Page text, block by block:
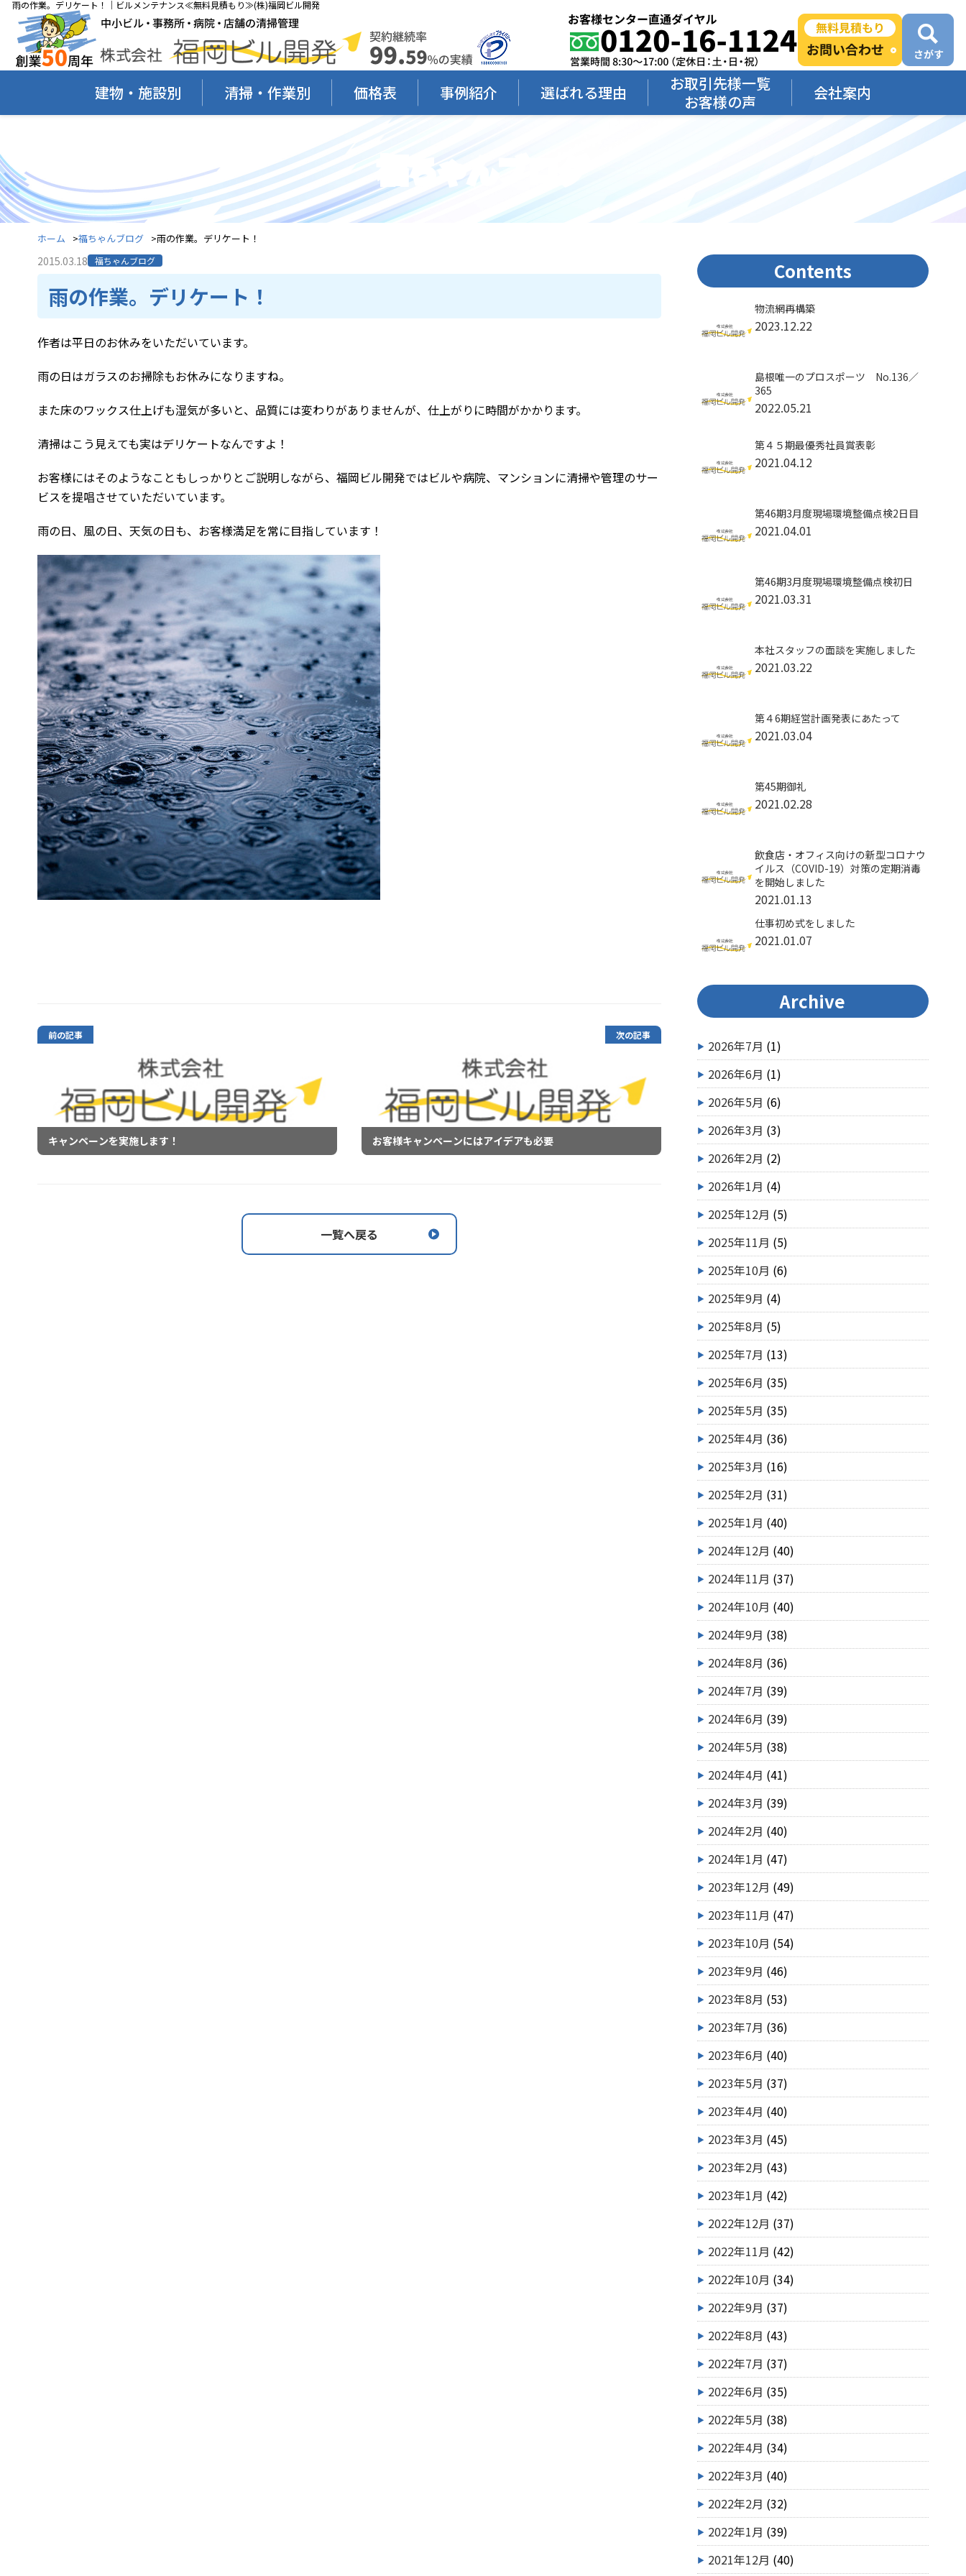
雨の作業。デリケート！｜ビルメンテナンス≪無料見積もり≫(株)福岡ビル開発
建物・施設別 清掃・作業別 価格表 事例紹介 選ばれる理由
お取引先様一覧
お客様の声
会社案内
福ちゃんブログ
ホーム 福ちゃんブログ 雨の作業。デリケート！
2015.03.18 福ちゃんブログ
雨の作業。デリケート！
作者は平日のお休みをいただいています。
雨の日はガラスのお掃除もお休みになりますね。
また床のワックス仕上げも湿気が多いと、品質には変わりがありませんが、仕上がりに時間がかかります。
清掃はこう見えても実はデリケートなんですよ！
お客様にはそのようなこともしっかりとご説明しながら、福岡ビル開発ではビルや病院、マンションに清掃や管理のサー
ビスを提唱させていただいています。
雨の日、風の日、天気の日も、お客様満足を常に目指しています！
前の記事
キャンペーンを実施します！
次の記事
お客様キャンペーンにはアイデアも必要
一覧へ戻る
Contents
物流網再構築
2023.12.22
島根唯一のプロスポーツ No.136／
365
2022.05.21
第４５期最優秀社員賞表彰
2021.04.12
第46期3月度現場環境整備点検2日目
2021.04.01
第46期3月度現場環境整備点検初日
2021.03.31
本社スタッフの面談を実施しました
2021.03.22
第４6期経営計画発表にあたって
2021.03.04
第45期御礼
2021.02.28
飲食店・オフィス向けの新型コロナウ
イルス（COVID-19）対策の定期消毒
を開始しました
2021.01.13
仕事初め式をしました
2021.01.07
Archive
2026年7月 (1)
2026年6月 (1)
2026年5月 (6)
2026年3月 (3)
2026年2月 (2)
2026年1月 (4)
2025年12月 (5)
2025年11月 (5)
2025年10月 (6)
2025年9月 (4)
2025年8月 (5)
2025年7月 (13)
2025年6月 (35)
2025年5月 (35)
2025年4月 (36)
2025年3月 (16)
2025年2月 (31)
2025年1月 (40)
2024年12月 (40)
2024年11月 (37)
2024年10月 (40)
2024年9月 (38)
2024年8月 (36)
2024年7月 (39)
2024年6月 (39)
2024年5月 (38)
2024年4月 (41)
2024年3月 (39)
2024年2月 (40)
2024年1月 (47)
2023年12月 (49)
2023年11月 (47)
2023年10月 (54)
2023年9月 (46)
2023年8月 (53)
2023年7月 (36)
2023年6月 (40)
2023年5月 (37)
2023年4月 (40)
2023年3月 (45)
2023年2月 (43)
2023年1月 (42)
2022年12月 (37)
2022年11月 (42)
2022年10月 (34)
2022年9月 (37)
2022年8月 (43)
2022年7月 (37)
2022年6月 (35)
2022年5月 (38)
2022年4月 (34)
2022年3月 (40)
2022年2月 (32)
2022年1月 (39)
2021年12月 (40)